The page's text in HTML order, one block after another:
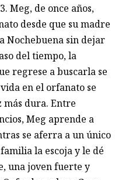
Meg, de once años,
desde que su madre
Nochebuena sin dejar
del tiempo, la
regrese a buscarla se
en el orfanato se
más dura. Entre
Meg aprende a
se aferra a un único
la escoja y le dé
una joven fuerte y